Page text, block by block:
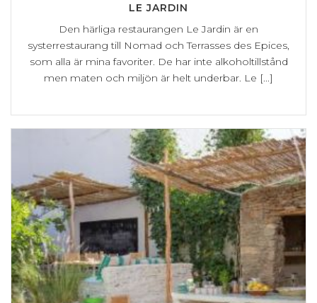
LE JARDIN
Den härliga restaurangen Le Jardin är en
systerrestaurang till Nomad och Terrasses des Epices,
som alla är mina favoriter. De har inte alkoholtillstånd
men maten och miljön är helt underbar. Le [...]